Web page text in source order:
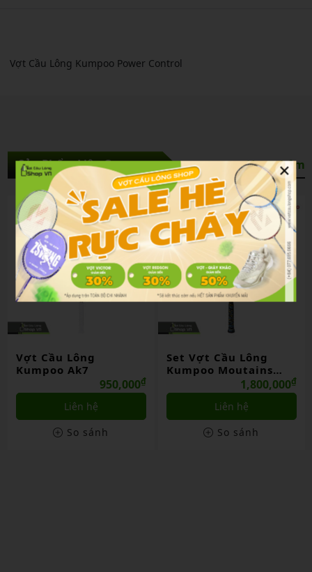
Vợt Cầu Lông Kumpoo Power Control
Sản Phẩm Liên Quan Xem thêm
Vợt Cầu Lông
Kumpoo Ak7
950,000₫
Liên hệ
So sánh
Set Vợt Cầu Lông
Kumpoo Moutains
1,800,000₫
Liên hệ
So sánh
×